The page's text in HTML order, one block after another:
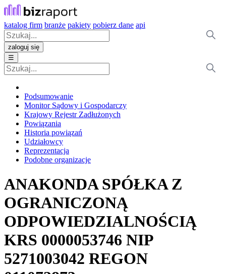
katalog firm branże pakiety pobierz dane api
zaloguj się
☰
Podsumowanie
Monitor Sądowy i Gospodarczy
Krajowy Rejestr Zadłużonych
Powiązania
Historia powiązań
Udziałowcy
Reprezentacja
Podobne organizacje
ANAKONDA SPÓŁKA Z
OGRANICZONĄ
ODPOWIEDZIALNOŚCIĄ
KRS 0000053746 NIP
5271003042 REGON